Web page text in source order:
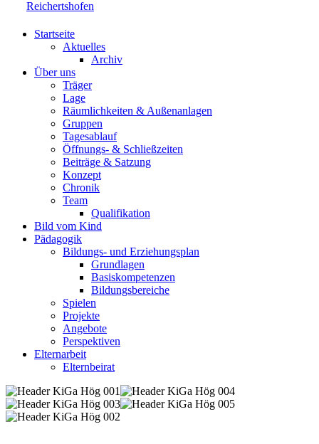
Startseite
Aktuelles
Archiv
Über uns
Träger
Lage
Räumlichkeiten & Außenanlagen
Gruppen
Tagesablauf
Öffnungs- & Schließzeiten
Beiträge & Satzung
Konzept
Chronik
Team
Qualifikation
Bild vom Kind
Pädagogik
Bildungs- und Erziehungsplan
Grundlagen
Basiskompetenzen
Bildungsbereiche
Spielen
Projekte
Angebote
Perspektiven
Elternarbeit
Elternbeirat